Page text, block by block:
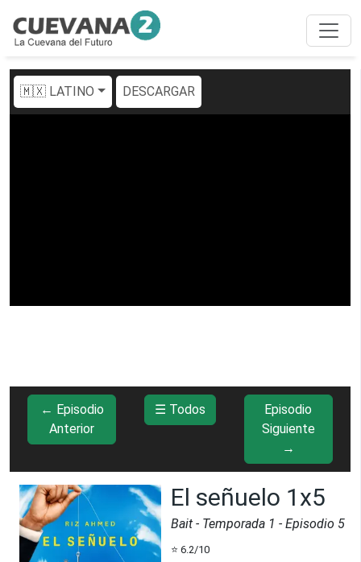
🇲🇽 LATINO DESCARGAR
← Episodio
Anterior
☰ Todos
Episodio
Siguiente
→
El señuelo 1x5
Bait - Temporada 1 - Episodio 5
⭐ 6.2/10